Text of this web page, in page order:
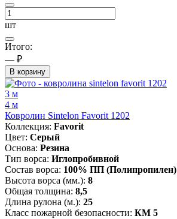
шт
Итого:
— ₽
В корзину
3 м
4 м
Ковролин Sintelon Favorit 1202
Коллекция: Favorit
Цвет: Серый
Основа: Резина
Тип ворса: Иглопробивной
Состав ворса: 100% ПП (Полипропилен)
Высота ворса (мм.): 8
Общая толщина: 8,5
Длина рулона (м.): 25
Класс пожарной безопасности: КМ 5